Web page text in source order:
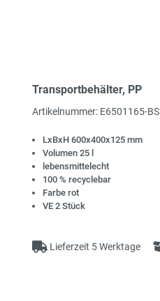
Transportbehälter, PP
Artikelnummer: E6501165-BS
LxBxH 600x400x125 mm
Volumen 25 l
lebensmittelecht
100 % recyclebar
Farbe rot
VE 2 Stück
Lieferzeit 5 Werktage